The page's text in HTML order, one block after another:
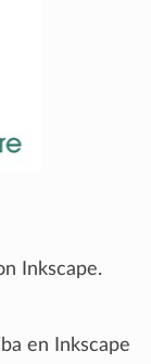
Inkscape.
en Inkscape